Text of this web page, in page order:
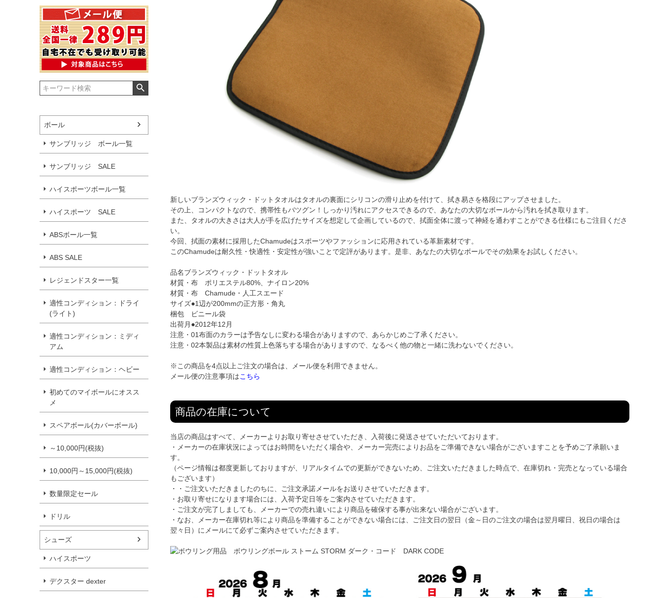
ボール
サンブリッジ ボール一覧
サンブリッジ SALE
ハイスポーツボール一覧
ハイスポーツ SALE
ABSボール一覧
ABS SALE
レジェンドスター一覧
適性コンディション：ドライ
(ライト)
適性コンディション：ミディ
アム
適性コンディション：ヘビー
初めてのマイボールにオスス
メ
スペアボール(カバーボール)
～10,000円(税抜)
10,000円～15,000円(税抜)
数量限定セール
ドリル
シューズ
ハイスポーツ
デクスター dexter
新しいブランズウィック・ドットタオルはタオルの裏面にシリコンの滑り止めを付けて、拭き易さを格段にアップさせました。
その上、コンパクトなので、携帯性もバツグン！しっかり汚れにアクセスできるので、あなたの大切なボールから汚れを拭き取ります。
また、タオルの大きさは大人が手を広げたサイズを想定して企画しているので、拭面全体に渡って神経を通わすことができる仕様にもご注目くださ
い。
今回、拭面の素材に採用したChamudeはスポーツやファッションに応用されている革新素材です。
このChamudeは耐久性・快適性・安定性が強いことで定評があります。是非、あなたの大切なボールでその効果をお試しください。
品名ブランズウィック・ドットタオル
材質・布 ポリエステル80%、ナイロン20%
材質・布 Chamude・人工スエード
サイズ●1辺が200mmの正方形・角丸
梱包 ビニール袋
出荷月●2012年12月
注意・01布面のカラーは予告なしに変わる場合がありますので、あらかじめご了承ください。
注意・02本製品は素材の性質上色落ちする場合がありますので、なるべく他の物と一緒に洗わないでください。
※この商品を4点以上ご注文の場合は、メール便を利用できません。
メール便の注意事項はこちら
商品の在庫について
当店の商品はすべて、メーカーよりお取り寄せさせていただき、入荷後に発送させていただいております。
・メーカーの在庫状況によってはお時間をいただく場合や、メーカー完売によりお品をご準備できない場合がございますことを予めご了承願いま
す。
（ページ情報は都度更新しておりますが、リアルタイムでの更新ができないため、ご注文いただきました時点で、在庫切れ・完売となっている場合
もございます）
・・ご注文いただきましたのちに、ご注文承諾メールをお送りさせていただきます。
・お取り寄せになります場合には、入荷予定日等をご案内させていただきます。
・ご注文が完了しましても、メーカーでの売れ違いにより商品を確保する事が出来ない場合がございます。
・なお、メーカー在庫切れ等により商品を準備することができない場合には、ご注文日の翌日（金～日のご注文の場合は翌月曜日、祝日の場合は
翌々日）にメールにて必ずご案内させていただきます。